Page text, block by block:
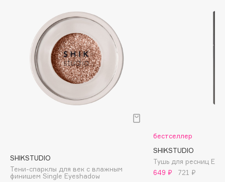
Biomed
Biorepair
Blanx
Blistex
BOOMSHOP
BORK
SHIKSTUDIO
Тени-спарклы для век с влажным
финишем Single Eyeshadow
бестселлер
SHIKSTUDIO
Тушь для ресниц
649 ₽
721 ₽